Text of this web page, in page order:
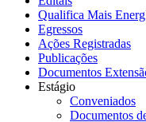
Qualifica Mais
Egressos
Ações Registradas
Publicações
Documentos
Estágio
Conveniados
Documentos